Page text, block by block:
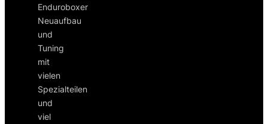
Enduroboxer
Neuaufbau
und
Tuning
mit
vielen
Spezialteilen
und
viel